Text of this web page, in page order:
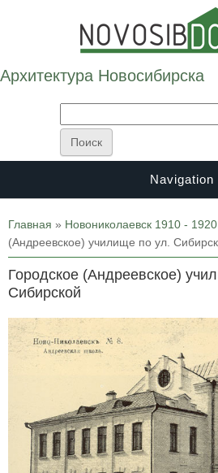
Архитектура Новосибирска
Navigation
Вы здесь
Главная » Новониколаевск 1910 - 1920
(Андреевское) училище по ул.
Городское (Андреевское)
Сибирской